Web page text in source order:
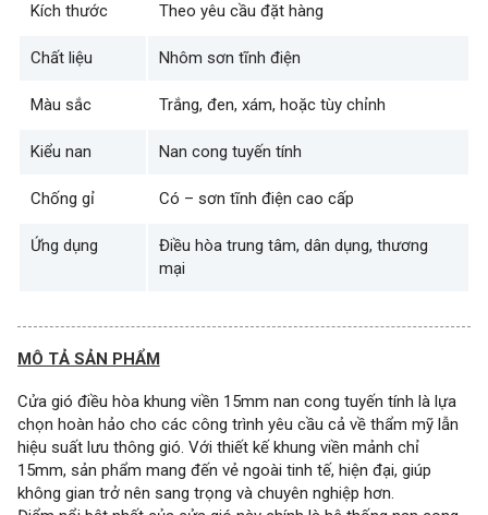
Kích thước Theo yêu cầu đặt hàng
Chất liệu Nhôm sơn tĩnh điện
Màu sắc Trắng, đen, xám, hoặc tùy chỉnh
Kiểu nan Nan cong tuyến tính
Chống gỉ Có – sơn tĩnh điện cao cấp
Ứng dụng
Điều hòa trung tâm, dân dụng, thương
mại
MÔ TẢ SẢN PHẨM
Cửa gió điều hòa khung viền 15mm nan cong tuyến tính là lựa
chọn hoàn hảo cho các công trình yêu cầu cả về thẩm mỹ lẫn
hiệu suất lưu thông gió. Với thiết kế khung viền mảnh chỉ
15mm, sản phẩm mang đến vẻ ngoài tinh tế, hiện đại, giúp
không gian trở nên sang trọng và chuyên nghiệp hơn.